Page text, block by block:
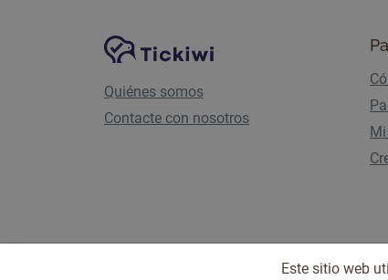
Navegación del sitioPlataforma Tickiwi
Quiénes somos
Contacte con nosotros
Este sitio web